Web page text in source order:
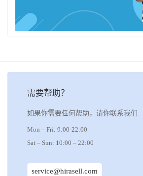
需要帮助？
如果你需要任何帮助，请你联系我们.
Mon – Fri: 9:00-22:00
Sat – Sun: 10:00 – 22:00
service@hirasell.com